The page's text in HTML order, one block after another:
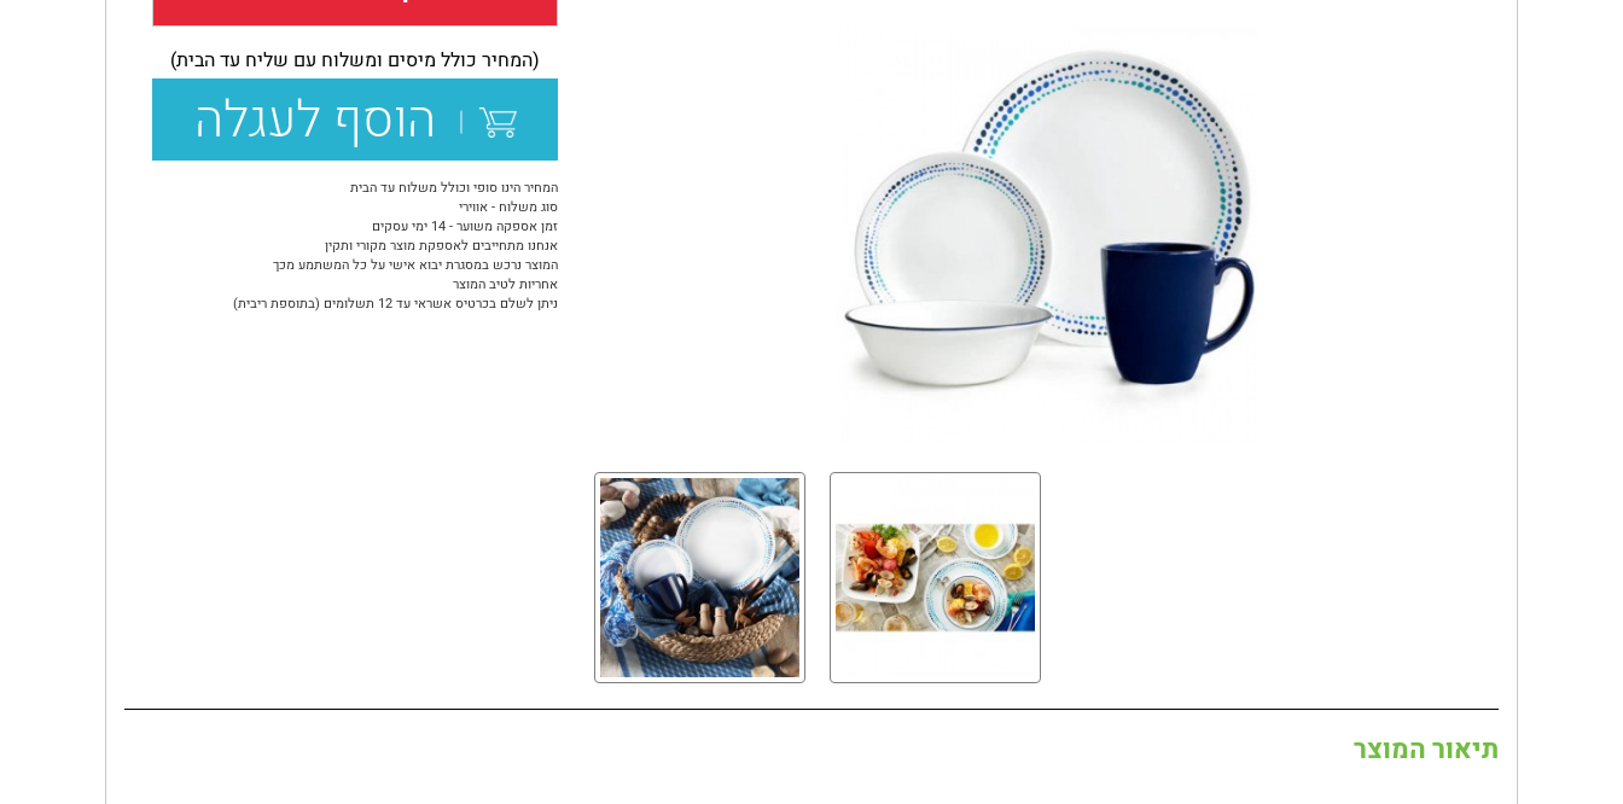
(המחיר כולל מיסים ומשלוח עם שליח עד הבית)
הוסף לעגלה
המחיר הינו סופי וכולל משלוח עד הבית
סוג משלוח - אווירי
זמן אספקה משוער - 14 ימי עסקים
אנחנו מתחייבים לאספקת מוצר מקורי ותקין
המוצר נרכש במסגרת יבוא אישי על כל המשתמע מכך
אחריות לטיב המוצר
ניתן לשלם בכרטיס אשראי עד 12 תשלומים (בתוספת ריבית)
תיאור המוצר